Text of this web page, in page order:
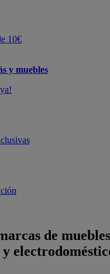
10€
y muebles
de
y